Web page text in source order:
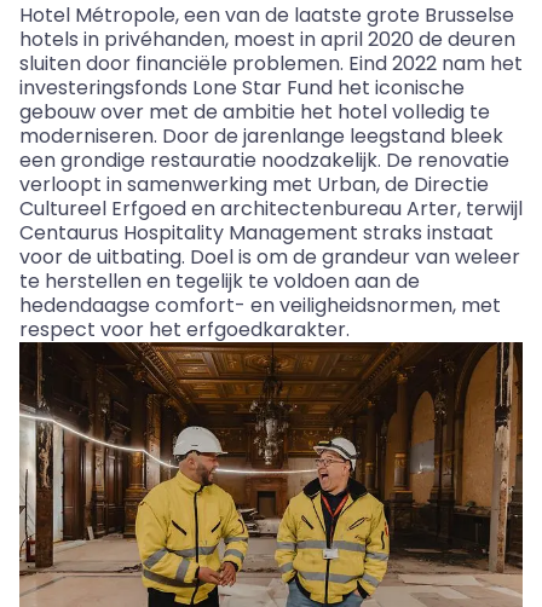
Hotel Métropole, een van de laatste grote Brusselse
hotels in privéhanden, moest in april 2020 de deuren
sluiten door financiële problemen. Eind 2022 nam het
investeringsfonds Lone Star Fund het iconische
gebouw over met de ambitie het hotel volledig te
moderniseren. Door de jarenlange leegstand bleek
een grondige restauratie noodzakelijk. De renovatie
verloopt in samenwerking met Urban, de Directie
Cultureel Erfgoed en architectenbureauArter, terwijl
Centaurus Hospitality Management straks instaat
voor de uitbating. Doel is om de grandeur van weleer
te herstellen en tegelijk te voldoen aan de
hedendaagse comfort- en veiligheidsnormen, met
respect voor het erfgoedkarakter.